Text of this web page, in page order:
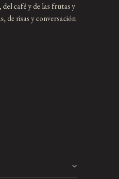
café y de las frutas y
de risas y conversación